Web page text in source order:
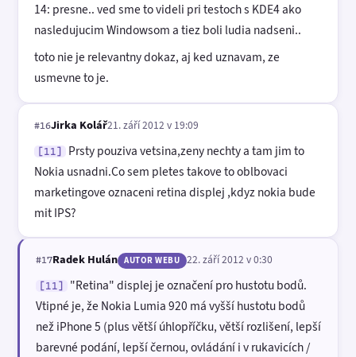
14: presne.. ved sme to videli pri testoch s KDE4 ako
nasledujucim Windowsom a tiez boli ludia nadseni..
toto nie je relevantny dokaz, aj ked uznavam, ze
usmevne to je.
#16Jirka Kolář21. září 2012 v 19:09
[11]
Prsty pouziva vetsina,zeny nechty a tam jim to
Nokia usnadni.Co sem pletes takove to oblbovaci
marketingove oznaceni retina displej ,kdyz nokia bude
mit IPS?
#17Radek Hulán AUTOR WEBU 22. září 2012 v 0:30
[11]
"Retina" displej je označení pro hustotu bodů.
Vtipné je, že Nokia Lumia 920 má vyšší hustotu bodů
než iPhone 5 (plus větší úhlopříčku, větší rozlišení, lepší
barevné podání, lepší černou, ovládání i v rukavicích /